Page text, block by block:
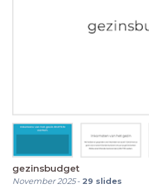
gezinsbudget
November 2025- 29 slides